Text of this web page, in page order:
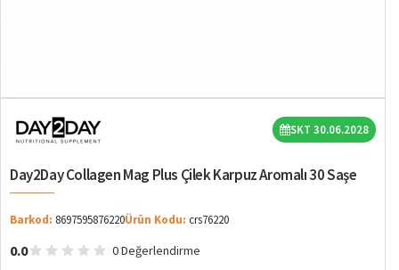
SKT 30.06.2028
Day2Day Collagen Mag Plus Çilek Karpuz Aromalı 30 Saşe
Barkod: 8697595876220Ürün Kodu: crs76220
0.0 0 Değerlendirme